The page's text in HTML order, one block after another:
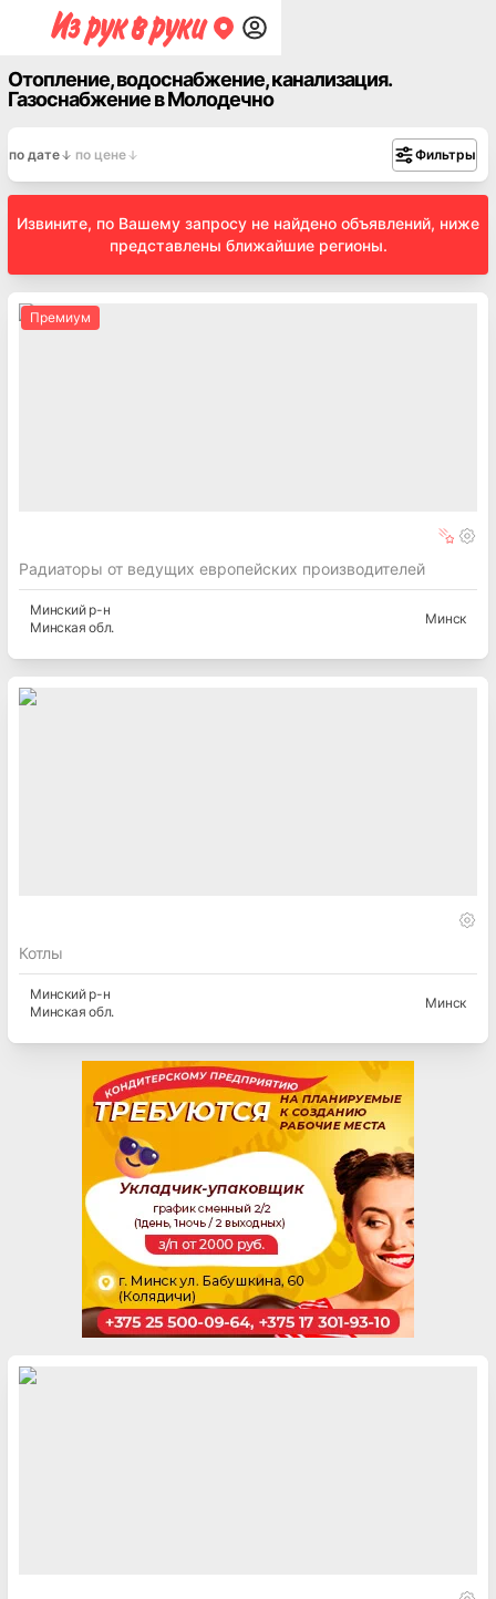
Отопление, водоснабжение, канализация.
Газоснабжение в Молодечно
по дате по цене Фильтры
Извините, по Вашему запросу не найдено объявлений, ниже
представлены ближайшие регионы.
Премиум
Радиаторы от ведущих европейских производителей
Минскийр-н
Минская обл.
Минск
Котлы
Минскийр-н
Минская обл.
Минск